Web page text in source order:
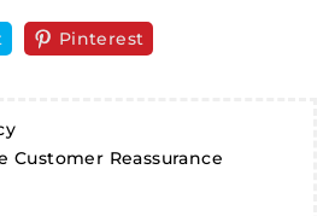
Pinterest
Reassurance